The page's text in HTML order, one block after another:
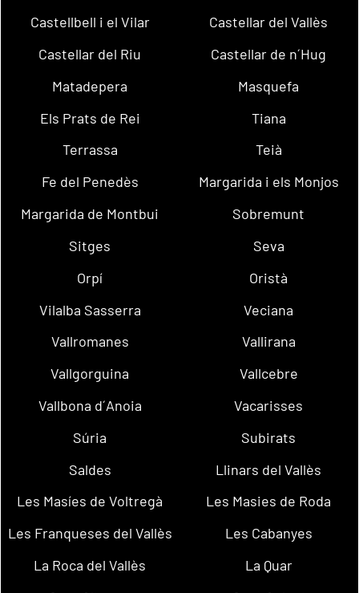
Castellbell i el Vilar
Castellar del Vallès
Castellar del Riu
Castellar de n´Hug
Matadepera
Masquefa
Els Prats de Rei
Tiana
Terrassa
Teià
Fe del Penedès
Margarida i els Monjos
Margarida de Montbui
Sobremunt
Sitges
Seva
Orpí
Oristà
Vilalba Sasserra
Veciana
Vallromanes
Vallirana
Vallgorguina
Vallcebre
Vallbona d´Anoia
Vacarisses
Súria
Subirats
Saldes
Llinars del Vallès
Les Masíes de Voltregà
Les Masies de Roda
Les Franqueses del Vallès
Les Cabanyes
La Roca del Vallès
La Quar